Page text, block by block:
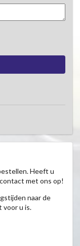
Heeft u
met ons op!
naar de
voor u is.